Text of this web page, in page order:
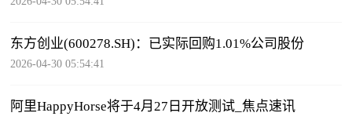
东方创业(600278.SH)：已实际回购1.01%公司股份
2026-04-30 05:54:41
阿里HappyHorse将于4月27日开放测试_焦点速讯